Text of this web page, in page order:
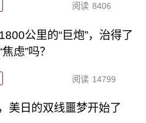
阅读 8406
公里的“巨炮”，治得了
虑”吗？
阅读 14799
美日的双线噩梦开始了